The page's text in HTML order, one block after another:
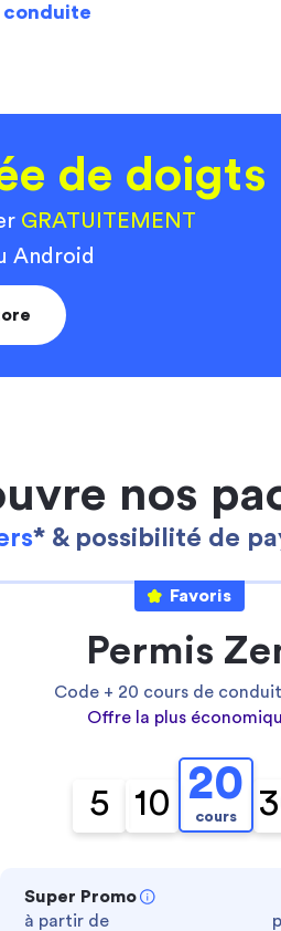
sans accepter
Ta gestion des cookies
est une priorité!
utilisons des cookies pour:
permettre le bon fonctionnement du site
réaliser des statistiques anonymes
te fournir un service personnalisé
améliorer ton expérience d'utilisateur
la politique de confidentialité
conduite
de doigts
GRATUITEMENT
Android
nos
* & possibilité de
Favoris
Permis
Code + 20 cours de
Offre la plus
5 10 20
cours
Super Promo
à partir de